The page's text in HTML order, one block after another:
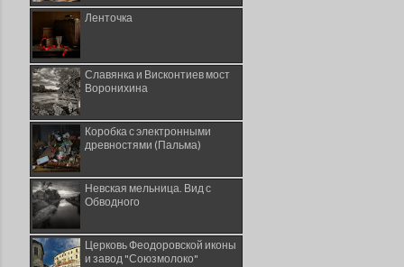
Ленточка
Славянка и Висконтиев мост
Воронихина
Коробка с электронными
древностями (Пальма)
Невская мельница. Вид с
Обводного
Церковь Феодоровской иконы
и завод "Союзмолоко"